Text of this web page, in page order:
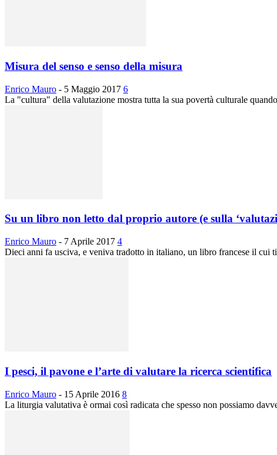
Misura del senso e senso della misura
Enrico Mauro - 5 Maggio 2017 6
La "cultura" della valutazione mostra tutta la sua povertà culturale
Su un libro non letto dal proprio autore (e sulla
Enrico Mauro - 7 Aprile 2017 4
Dieci anni fa usciva, e veniva tradotto in italiano, un libro francese il cui
I pesci, il pavone e l’arte di valutare la ricerca scientifica
Enrico Mauro - 15 Aprile 2016 8
La liturgia valutativa è ormai così radicata che spesso non possiamo